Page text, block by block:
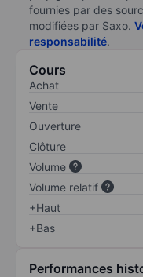
fournies par des
modifiées par Saxo.
responsabilité.
Cours
Achat
Vente
Ouverture
Clôture
Volume
Volume relatif
+Haut
+Bas
Performances